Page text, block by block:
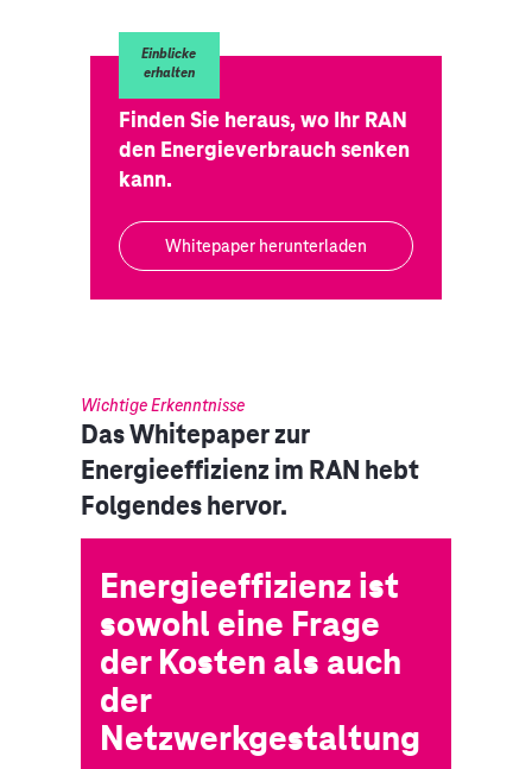
Einblicke
erhalten
Finden Sie heraus, wo Ihr RAN
den Energieverbrauch senken
kann.
Whitepaper herunterladen
Wichtige Erkenntnisse
Das Whitepaper zur
Energieeffizienz im RAN hebt
Folgendes hervor.
Energieeffizienz ist
sowohl eine Frage
der Kosten als auch
der
Netzwerkgestaltung